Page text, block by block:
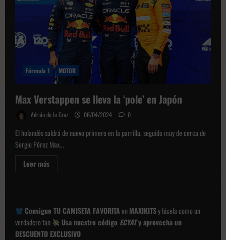
Fórmula 1 MOTOR
Max Verstappen se lleva la ‘pole’ en Japón
Adrián de la Cruz 06/04/2024 0
El holandés saldrá de nuevo primero en la parrilla, seguido muy de cerca de
Sergio Pérez Max...
Leer másLeer
lleva
la
‘pole’
en
Japón
Consigue TU CAMISETA FAVORITAenMAXIKITSy lúcela como un
verdadero fan
Usa nuestro código ECYATy aprovecha un
DESCUENTO EXCLUSIVO